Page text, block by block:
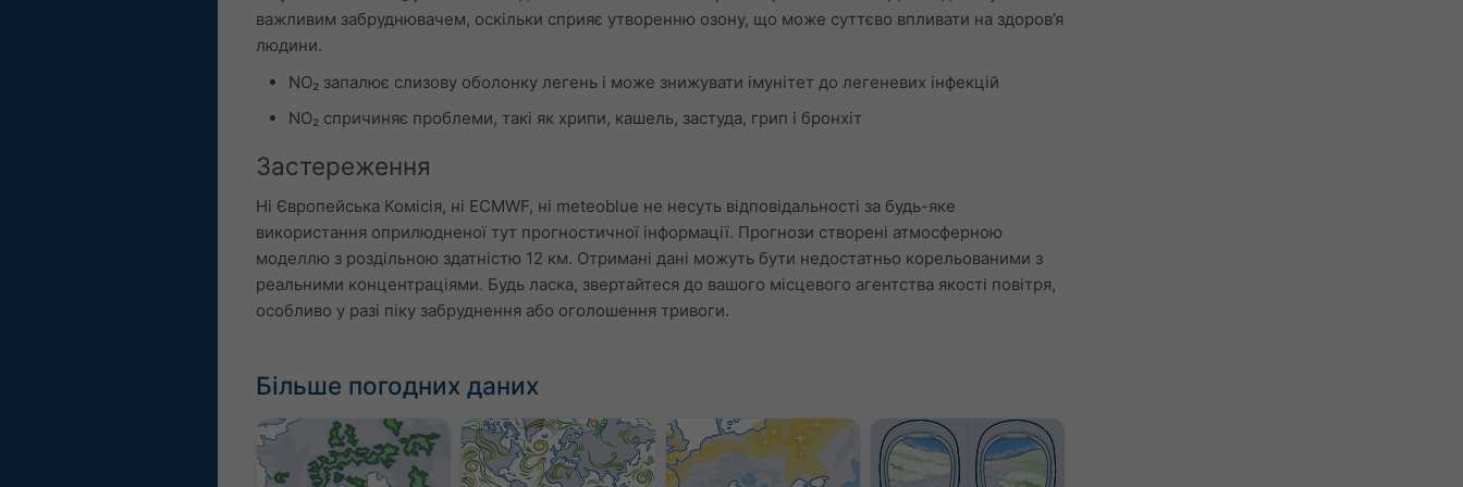
важливим забруднювачем, оскільки сприяє утворенню озону, що може суттєво впливати на здоров’я
людини.
NO₂ запалює слизову оболонку легень і може знижувати імунітет до легеневих інфекцій
NO₂ спричиняє проблеми, такі як хрипи, кашель, застуда, грип і бронхіт
Застереження
Ні Європейська Комісія, ні ECMWF, ні meteoblue не несуть відповідальності за будь-яке
використання оприлюдненої тут прогностичної інформації. Прогнози створені атмосферною
моделлю з роздільною здатністю 12 км. Отримані дані можуть бути недостатньо корельованими з
реальними концентраціями. Будь ласка, звертайтеся до вашого місцевого агентства якості повітря,
особливо у разі піку забруднення або оголошення тривоги.
Більше погодних даних